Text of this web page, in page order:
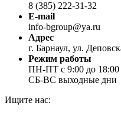
8 (385) 222-31-32
E-mail
info-bgroup@ya.ru
Адрес
г. Барнаул, ул.
Режим работы
ПН-ПТ с 9:00 до 18:00
СБ-ВС выходные дни
Ищите нас: